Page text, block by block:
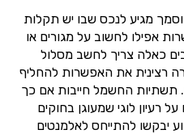
מגיע לנכס שבו יש תקלות
אפילו לחשוב על מגורים או
כאלה צריך לחשב מסלול
רצינית את האפשרות להחליף
החשמל חייבות אם כך
רעיון לוגי שמעוגן בחוקים
יבקשו להתייחס לאלמנטים